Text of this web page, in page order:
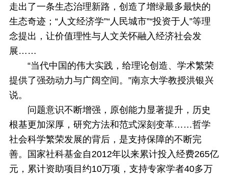
走出了一条生态治理新路，创造了增绿最多最快的
生态奇迹；“人文经济学”“人民城市”“投资于人”等理
念提出，让价值理性与人文关怀融入经济社会发
展……
“当代中国的伟大实践，给理论创造、学术繁荣
提供了强劲动力与广阔空间。”南京大学教授洪银兴
说。
问题意识不断增强，原创能力显著提升，历史
根基更加深厚，研究方法和范式深刻变革……哲学
社会科学繁荣发展的背后，是支持保障的不断完
善。国家社科基金自2012年以来累计投入经费265亿
元，累计资助项目约10万项，支持专家学者40多万